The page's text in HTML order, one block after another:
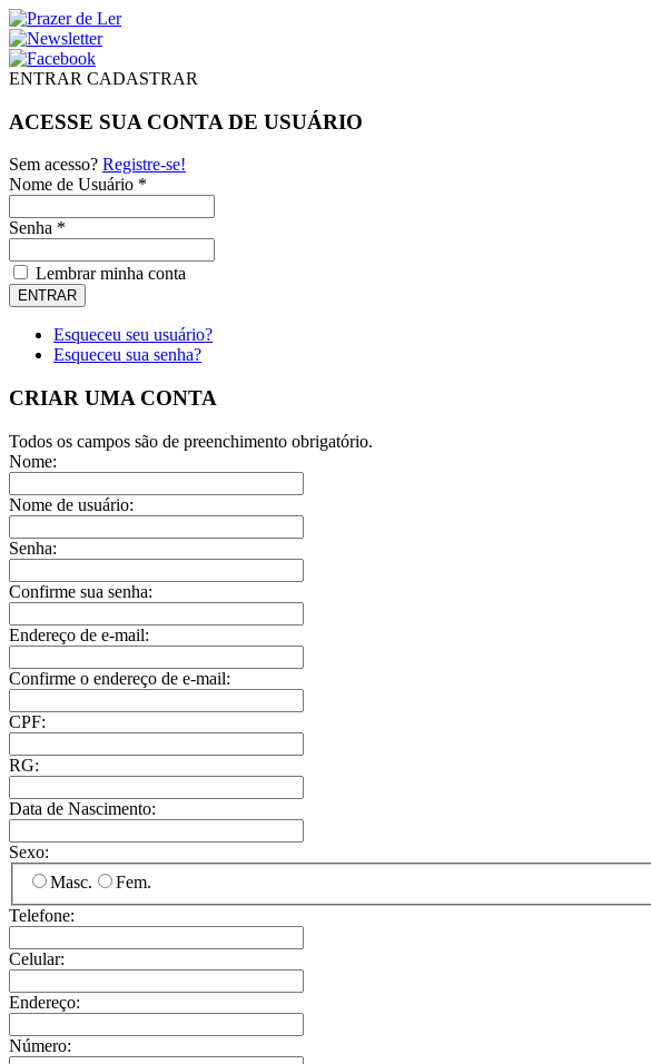
ENTRAR CADASTRAR
ACESSE SUA CONTA DE USUÁRIO
Sem acesso? Registre-se!
Nome de Usuário *
Senha *
Lembrar minha conta
Esqueceu seu usuário?
Esqueceu sua senha?
CRIAR UMA CONTA
Todos os campos são de preenchimento obrigatório.
Nome:
Nome de usuário:
Senha:
Confirme sua senha:
Endereço de e-mail:
Confirme o endereço de e-mail:
CPF:
RG:
Data de Nascimento:
Sexo:
Masc.
Fem.
Telefone:
Celular:
Endereço:
Número: